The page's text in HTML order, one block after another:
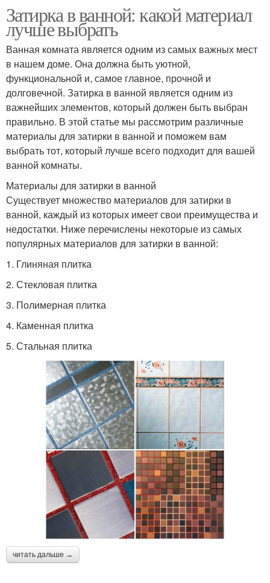
Затирка в ванной: какой материал
лучше выбрать
Ванная комната является одним из самых важных мест
в нашем доме. Она должна быть уютной,
функциональной и, самое главное, прочной и
долговечной. Затирка в ванной является одним из
важнейших элементов, который должен быть выбран
правильно. В этой статье мы рассмотрим различные
материалы для затирки в ванной и поможем вам
выбрать тот, который лучше всего подходит для вашей
ванной комнаты.
Материалы для затирки в ванной
Существует множество материалов для затирки в
ванной, каждый из которых имеет свои преимущества и
недостатки. Ниже перечислены некоторые из самых
популярных материалов для затирки в ванной:
1. Глиняная плитка
2. Стекловая плитка
3. Полимерная плитка
4. Каменная плитка
5. Стальная плитка
читать дальше →